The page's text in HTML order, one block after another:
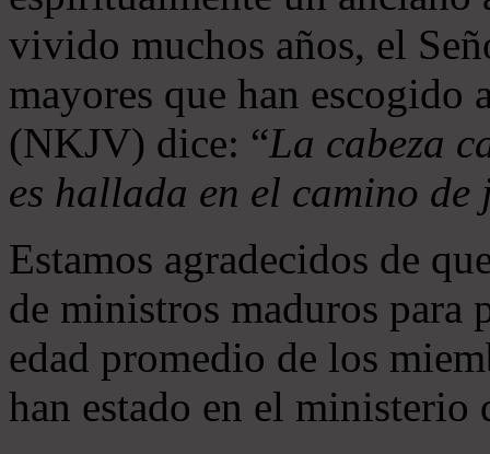
vivido muchos años, el
mayores que han
(NKJV) dice: “La cabeza
es hallada en el camino de
Estamos agradecidos de
de ministros maduros
edad promedio de los
han estado en el ministerio